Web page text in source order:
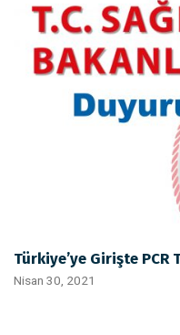
Türkiye’ye Girişte
Nisan 30, 2021